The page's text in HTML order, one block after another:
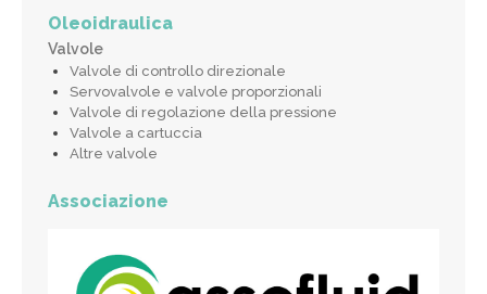
Oleoidraulica
Valvole
Valvole di controllo direzionale
Servovalvole e valvole proporzionali
Valvole di regolazione della pressione
Valvole a cartuccia
Altre valvole
Associazione